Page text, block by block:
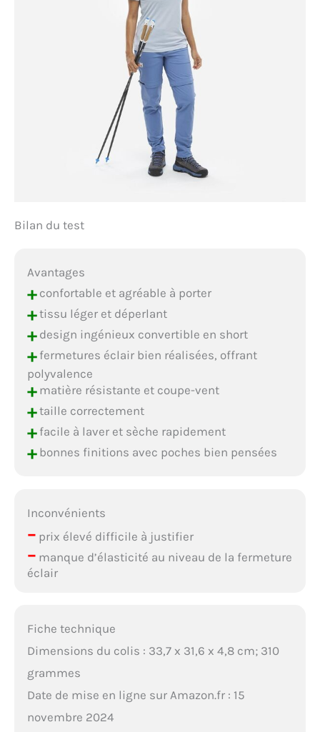
Bilan du test
Avantages
+confortable et agréable à porter
+tissu léger et déperlant
+design ingénieux convertible en short
+fermetures éclair bien réalisées, offrant
polyvalence
+matière résistante et coupe-vent
+taille correctement
+facile à laver et sèche rapidement
+bonnes finitions avec poches bien pensées
Inconvénients
–prix élevé difficile à justifier
–manque d’élasticité au niveau de la fermeture
éclair
Fiche technique
Dimensions du colis : 33,7 x 31,6 x 4,8 cm; 310
grammes
Date de mise en ligne sur Amazon.fr : 15
novembre 2024